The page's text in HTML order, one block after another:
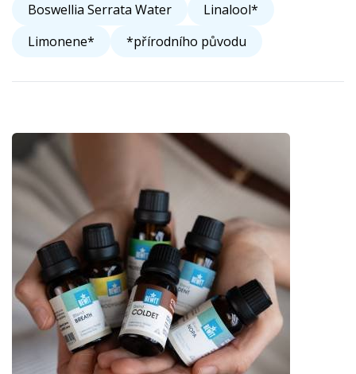
Boswellia Serrata Water
Linalool*
Limonene*
*přírodního původu